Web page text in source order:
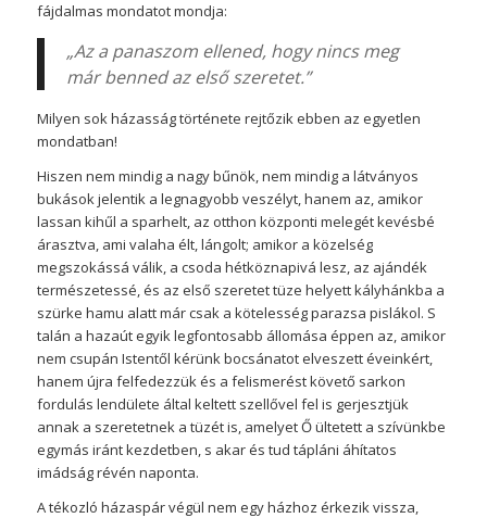
fájdalmas mondatot mondja:
„Az a panaszom ellened, hogy nincs meg
már benned az első szeretet.”
Milyen sok házasság története rejtőzik ebben az egyetlen
mondatban!
Hiszen nem mindig a nagy bűnök, nem mindig a látványos
bukások jelentik a legnagyobb veszélyt, hanem az, amikor
lassan kihűl a sparhelt, az otthon központi melegét kevésbé
árasztva, ami valaha élt, lángolt; amikor a közelség
megszokássá válik, a csoda hétköznapivá lesz, az ajándék
természetessé, és az első szeretet tüze helyett kályhánkba a
szürke hamu alatt már csak a kötelesség parazsa pislákol. S
talán a hazaút egyik legfontosabb állomása éppen az, amikor
nem csupán Istentől kérünk bocsánatot elveszett éveinkért,
hanem újra felfedezzük és a felismerést követő sarkon
fordulás lendülete által keltett szellővel fel is gerjesztjük
annak a szeretetnek a tüzét is, amelyet Ő ültetett a szívünkbe
egymás iránt kezdetben, s akar és tud tápláni áhítatos
imádság révén naponta.
A tékozló házaspár végül nem egy házhoz érkezik vissza,